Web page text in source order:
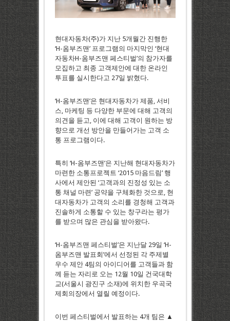
현대자동차(주)가 지난 5개월간 진행한
‘H-옴부즈맨’ 프로그램의 마지막인 ‘현대
자동차H-옴부즈맨 페스티벌’의 참가자를
모집하고 최종 고객제안에 대한 온라인
투표를 실시한다고 27일 밝혔다.
‘H-옴부즈맨’은 현대자동차가 제품, 서비
스, 마케팅 등 다양한 부문에 대해 고객의
의견을 듣고, 이에 대해 고객이 원하는 방
향으로 개선 방안을 만들어가는 고객 소
통 프로그램이다.
특히 ‘H-옴부즈맨’은 지난해 현대자동차가
마련한 소통프로젝트 ‘2015 마음드림’ 행
사에서 제안된 ‘고객과의 진정성 있는 소
통 채널 마련’ 공약을 구체화한 것으로, 현
대자동차가 고객의 소리를 경청해 고객과
진솔하게 소통할 수 있는 창구라는 평가
를 받으며 많은 관심을 받아왔다.
‘H-옴부즈맨 페스티벌’은 지난달 29일 ‘H-
옴부즈맨 발표회’에서 선정된 각 주제별
우수 제안 4팀의 아이디어를 고객들과 함
께 듣는 자리로 오는 12월 10일 건국대학
교(서울시 광진구 소재)에 위치한 우곡국
제회의장에서 열릴 예정이다.
이번 페스티벌에서 발표하는 4개 팀은 ▲